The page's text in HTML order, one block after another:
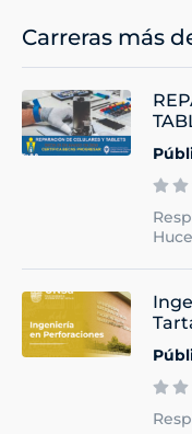
Carreras más